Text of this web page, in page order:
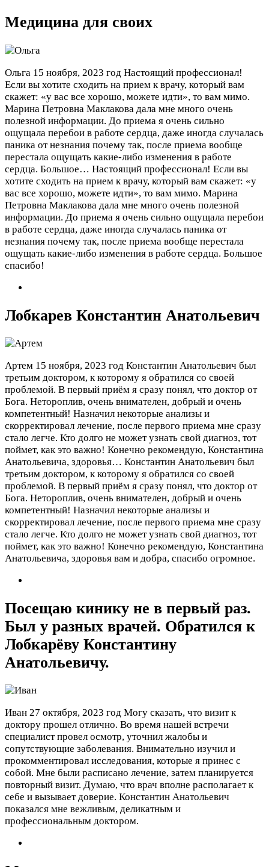
Медицина для своих
Ольга 15 ноября, 2023 год Настоящий профессионал!
Если вы хотите сходить на прием к врачу, который вам
скажет: «у вас все хорошо, можете идти», то вам мимо.
Марина Петровна Маклакова дала мне много очень
полезной информации. До приема я очень сильно
ощущала перебои в работе сердца, даже иногда случалась
паника от незнания почему так, после приема вообще
перестала ощущать какие-либо изменения в работе
сердца. Большое… Настоящий профессионал! Если вы
хотите сходить на прием к врачу, который вам скажет: «у
вас все хорошо, можете идти», то вам мимо. Марина
Петровна Маклакова дала мне много очень полезной
информации. До приема я очень сильно ощущала перебои
в работе сердца, даже иногда случалась паника от
незнания почему так, после приема вообще перестала
ощущать какие-либо изменения в работе сердца. Большое
спасибо!
Лобкарев Константин Анатольевич
Артем 15 ноября, 2023 год Константин Анатольевич был
третьим доктором, к которому я обратился со своей
проблемой. В первый приём я сразу понял, что доктор от
Бога. Нетороплив, очень внимателен, добрый и очень
компетентный! Назначил некоторые анализы и
скорректировал лечение, после первого приема мне сразу
стало легче. Кто долго не может узнать свой диагноз, тот
поймет, как это важно! Конечно рекомендую, Константина
Анатольевича, здоровья… Константин Анатольевич был
третьим доктором, к которому я обратился со своей
проблемой. В первый приём я сразу понял, что доктор от
Бога. Нетороплив, очень внимателен, добрый и очень
компетентный! Назначил некоторые анализы и
скорректировал лечение, после первого приема мне сразу
стало легче. Кто долго не может узнать свой диагноз, тот
поймет, как это важно! Конечно рекомендую, Константина
Анатольевича, здоровья вам и добра, спасибо огромное.
Посещаю кинику не в первый раз.
Был у разных врачей. Обратился к
Лобкарёву Константину
Анатольевичу.
Иван 27 октября, 2023 год Могу сказать, что визит к
доктору прошел отлично. Во время нашей встречи
специалист провел осмотр, уточнил жалобы и
сопутствующие заболевания. Внимательно изучил и
прокомментировал исследования, которые я принес с
собой. Мне были расписано лечение, затем планируется
повторный визит. Думаю, что врач вполне располагает к
себе и вызывает доверие. Константин Анатольевич
показался мне вежливым, деликатным и
профессиональным доктором.